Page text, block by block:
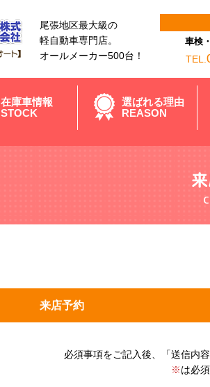
尾張地区最大級の
軽自動車専門店。
オールメーカー500台！
車検
TEL.
在庫車情報
STOCK
選ばれる理由
REASON
来店予約
必須事項をご記入後、「送信内
※は必